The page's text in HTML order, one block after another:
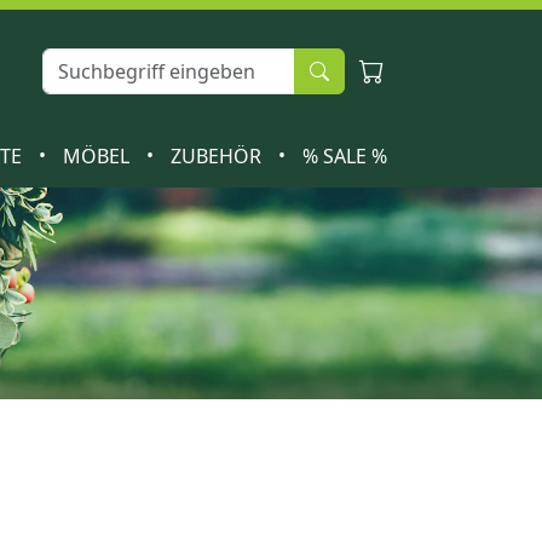
• MÖBEL • ZUBEHÖR • % SALE %